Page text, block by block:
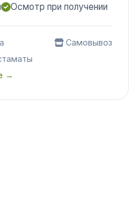
Осмотр при получении
Самовывоз
→